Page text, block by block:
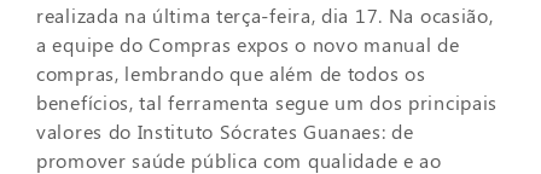
realizada na última terça-feira, dia 17. Na ocasião,
a equipe do Compras expos o novo manual de
compras, lembrando que além de todos os
benefícios, tal ferramenta segue um dos principais
valores do Instituto Sócrates Guanaes: de
promover saúde pública com qualidade e ao